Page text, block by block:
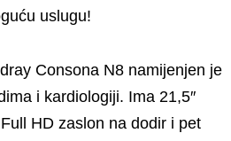
uslugu!
Consona N8 namijenjen je
i kardiologiji. Ima 21,5″
HD zaslon na dodir i pet